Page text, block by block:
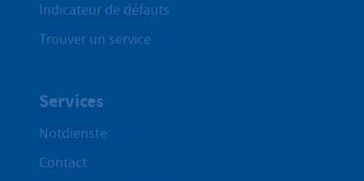
Indicateur de défauts
Trouver un service
Services
Notdienste
Contact